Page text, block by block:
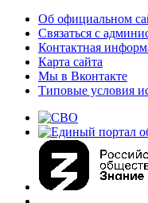
Об официальном
Связаться с
Контактная
Карта сайта
Мы в Вконтакте
Типовые условия